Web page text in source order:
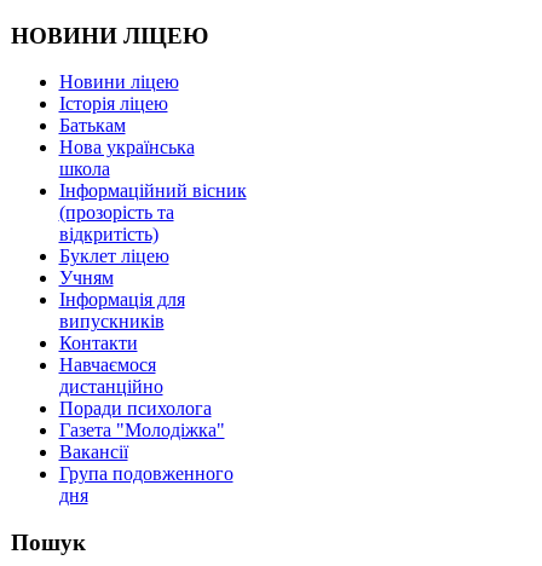
НОВИНИ ЛІЦЕЮ
Новини ліцею
Історія ліцею
Батькам
Нова українська
школа
Інформаційний вісник
(прозорість та
відкритість)
Буклет ліцею
Учням
Інформація для
випускників
Контакти
Навчаємося
дистанційно
Поради психолога
Газета "Молодіжка"
Вакансії
Група подовженного
дня
Пошук